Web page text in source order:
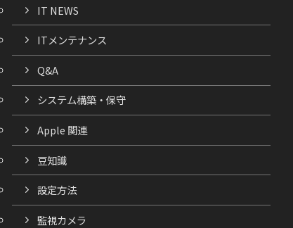
IT NEWS
ITメンテナンス
Q&A
システム構築・保守
Apple 関連
豆知識
設定方法
監視カメラ